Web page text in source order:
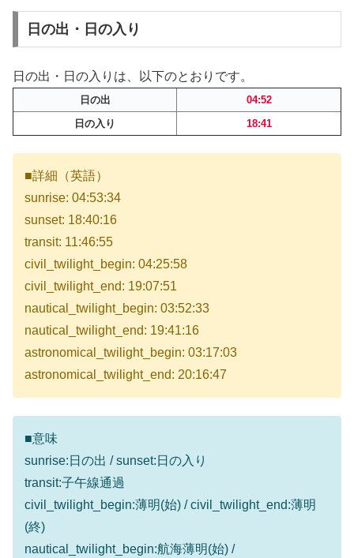
日の出・日の入り
日の出・日の入りは、以下のとおりです。
日の出
04:52
日の入り
18:41
■詳細（英語）
sunrise: 04:53:34
sunset: 18:40:16
transit: 11:46:55
civil_twilight_begin: 04:25:58
civil_twilight_end: 19:07:51
nautical_twilight_begin: 03:52:33
nautical_twilight_end: 19:41:16
astronomical_twilight_begin: 03:17:03
astronomical_twilight_end: 20:16:47
■意味
sunrise:日の出 / sunset:日の入り
transit:子午線通過
civil_twilight_begin:薄明(始) / civil_twilight_end:薄明
(終)
nautical_twilight_begin:航海薄明(始) /